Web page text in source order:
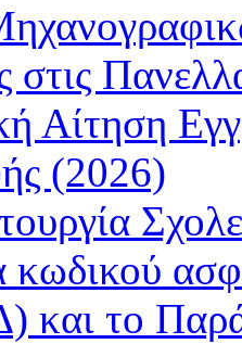
στις
Αίτηση
(2026)
κωδικού
και το